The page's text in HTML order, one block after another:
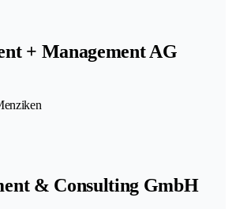
+ Management AG
& Consulting GmbH